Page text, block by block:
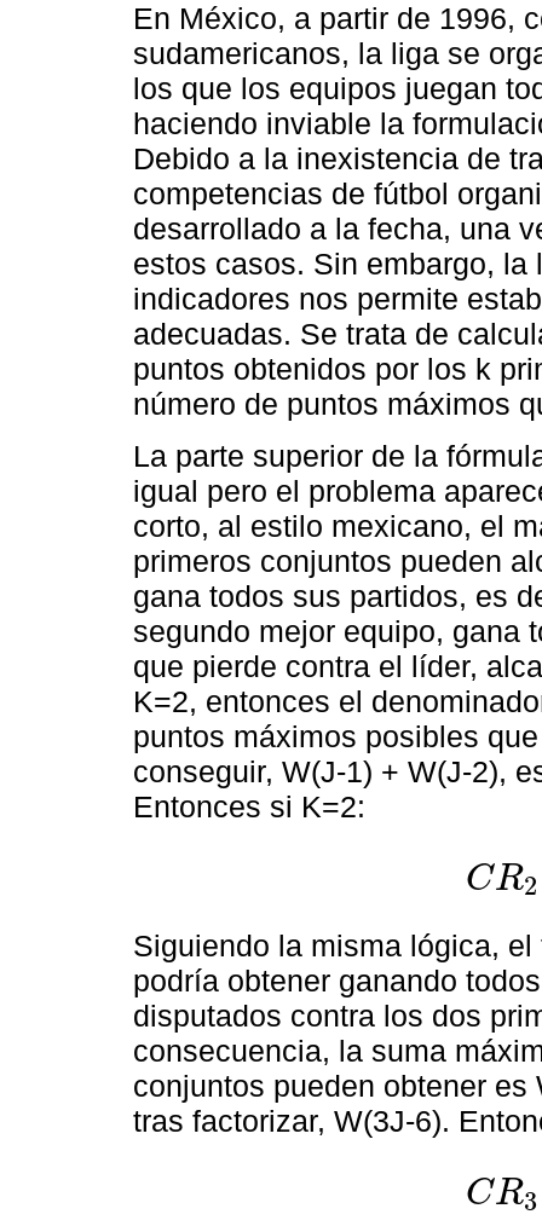
En México, a partir de 1996,
sudamericanos, la liga se
los que los equipos juegan
haciendo inviable la
Debido a la inexistencia de
competencias de fútbol
desarrollado a la fecha, una
estos casos. Sin embargo,
indicadores nos permite
adecuadas. Se trata de
puntos obtenidos por los k
número de puntos máximos
La parte superior de la
igual pero el problema
corto, al estilo mexicano, el
primeros conjuntos pueden
gana todos sus partidos, es
segundo mejor equipo, gana
que pierde contra el líder,
K=2, entonces el
puntos máximos posibles
conseguir, W(J-1) + W(J-2),
Entonces si K=2:
CR2
CR2= ∑i=
Siguiendo la misma lógica,
podría obtener ganando
disputados contra los dos
consecuencia, la suma
conjuntos pueden obtener
tras factorizar, W(3J-6).
CR3
CR3= ∑i=